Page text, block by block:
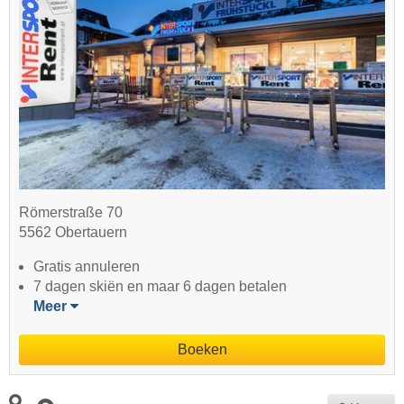
Römerstraße 70
5562 Obertauern
Gratis annuleren
7 dagen skiën en maar 6 dagen betalen
Meer
Boeken